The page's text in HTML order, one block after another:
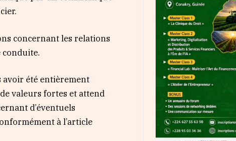
concernant les relations
conduite.
avoir été entièrement
valeurs fortes et attend
d’éventuels
à l’article